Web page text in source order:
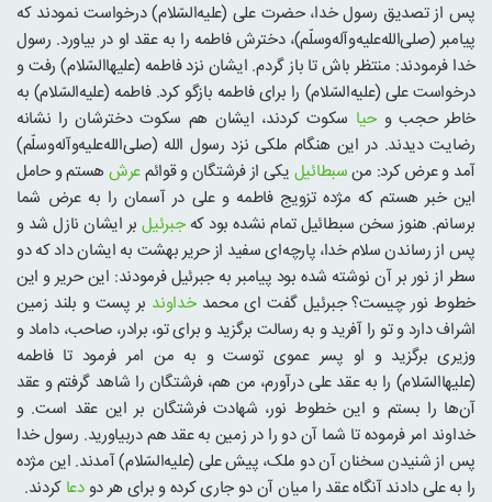
پس از تصدیق رسول خدا، حضرت علی (علیه‌السّلام) درخواست نمودند که
پیامبر (صلی‌الله‌علیه‌و‌آله‌وسلّم)، دخترش فاطمه را به عقد او در بیاورد. رسول
خدا فرمودند: منتظر باش تا باز گردم. ایشان نزد فاطمه (علیهاالسّلام) رفت و
درخواست علی (علیه‌السّلام) را برای فاطمه بازگو کرد. فاطمه (علیه‌السّلام) به
خاطر حجب و حیا سکوت کردند، ایشان هم سکوت دخترشان را نشانه
رضایت دیدند. در این هنگام ملکی نزد رسول الله (صلی‌الله‌علیه‌و‌آله‌وسلّم)
آمد و عرض کرد: منسبطائیل یکی از فرشتگان و قوائمعرشهستم و حامل
این خبر هستم که مژده تزویج فاطمه و علی در آسمان را به عرض شما
برسانم. هنوز سخن سبطائیل تمام نشده بود کهجبرئیلبر ایشان نازل شد و
پس از رساندن سلام خدا، پارچه‌ای سفید از حریر بهشت به ایشان داد که دو
سطر از نور بر آن نوشته شده بود پیامبر به جبرئیل فرمودند: این حریر و این
خطوط نور چیست؟ جبرئیل گفت‌ ای محمدخداوند بر پست و بلند زمین
اشراف دارد و تو را آفرید و به رسالت برگزید و برای تو، برادر، صاحب، داماد و
وزیری برگزید و او پسر عموی توست و به من امر فرمود تا فاطمه
(علیهاالسّلام) را به عقد علی درآورم، من هم، فرشتگان را شاهد گرفتم و عقد
آن‌ها را بستم و این خطوط نور، شهادت فرشتگان بر این عقد است. و
خداوند امر فرموده تا شما آن دو را در زمین به عقد هم دربیاورید. رسول خدا
پس از شنیدن سخنان آن دو ملک، پیش علی (علیه‌السّلام) آمدند. این مژده
را به علی دادند آنگاه عقد را میان آن دو جاری کرده و برای هر دودعا کردند.